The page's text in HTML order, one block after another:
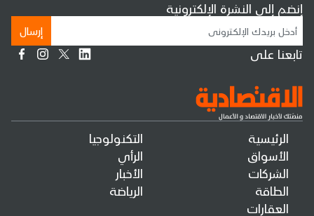
الرئيسية
الأسواق
الشركات
الطاقة
العقارات
التكنولوجيا
الرأي
الأخبار
الرياضة
إنضم إلى النشرة الإلكترونية
إرسال
تابعنا على